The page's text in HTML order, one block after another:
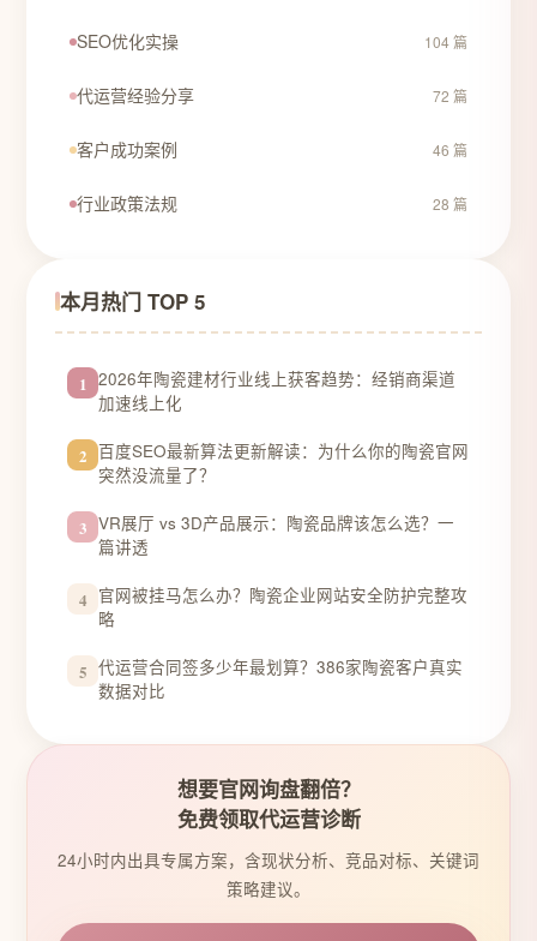
SEO优化实操 104 篇
代运营经验分享 72 篇
客户成功案例 46 篇
行业政策法规 28 篇
本月热门 TOP 5
1 2026年陶瓷建材行业线上获客趋势：经销商渠道
加速线上化
2 百度SEO最新算法更新解读：为什么你的陶瓷官网
突然没流量了？
3 VR展厅 vs 3D产品展示：陶瓷品牌该怎么选？一
篇讲透
4 官网被挂马怎么办？陶瓷企业网站安全防护完整攻
略
5 代运营合同签多少年最划算？386家陶瓷客户真实
数据对比
想要官网询盘翻倍？
免费领取代运营诊断
24小时内出具专属方案，含现状分析、竞品对标、关键词
策略建议。